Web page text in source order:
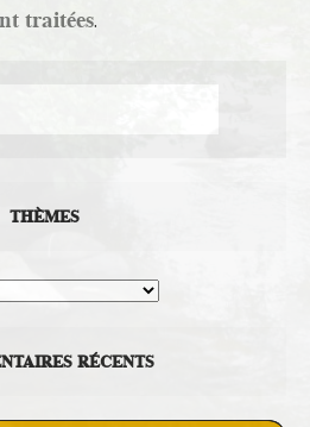
traitées.
THÈMES
RÉCENTS